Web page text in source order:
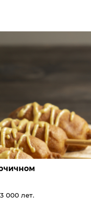
000 лет.